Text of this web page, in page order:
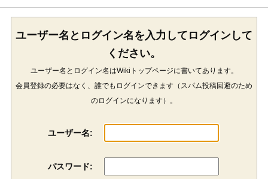
ユーザー名とログイン名を入力してログインして
ください。
ユーザー名とログイン名はWikiトップページに書いてあります。
会員登録の必要はなく、誰でもログインできます（スパム投稿回避のため
のログインになります）。
ユーザー名:
パスワード: